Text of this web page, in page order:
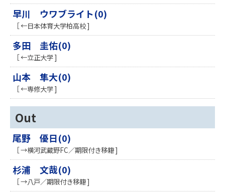
早川 ウワブライト(0)
［ ←日本体育大学柏高校 ]
多田 圭佑(0)
［ ←立正大学 ]
山本 隼大(0)
［ ←専修大学 ]
Out
尾野 優日(0)
［ →横河武蔵野FC／期限付き移籍 ]
杉浦 文哉(0)
［ →八戸／期限付き移籍 ]